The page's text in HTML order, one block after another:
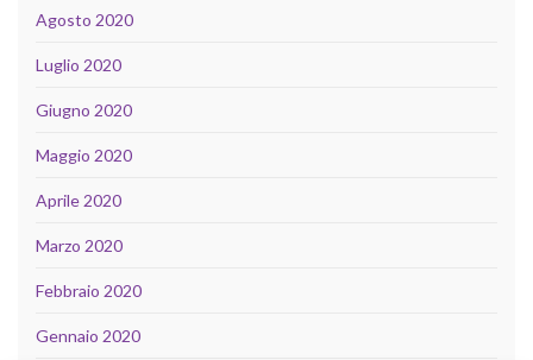
Agosto 2020
Luglio 2020
Giugno 2020
Maggio 2020
Aprile 2020
Marzo 2020
Febbraio 2020
Gennaio 2020